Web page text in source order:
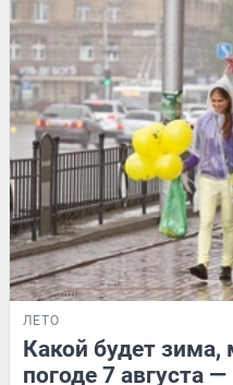
ЛЕТО
Какой будет
погоде 7 августа